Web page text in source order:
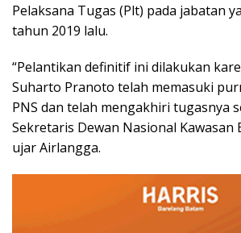
Pelaksana Tugas (Plt) pada jabatan
tahun 2019 lalu.
“Pelantikan definitif ini dilakukan
Suharto Pranoto telah memasuki
PNS dan telah mengakhiri tugasnya
Sekretaris Dewan Nasional Kawasan
ujar Airlangga.